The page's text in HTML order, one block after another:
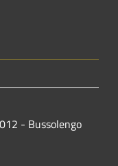
- Bussolengo